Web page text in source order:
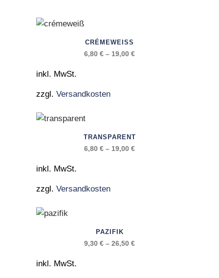
mehrere
auf.
Die
Optionen
gewählt
CRÉMEWEISS
6,80 € – 19,00 €
inkl. MwSt.
zzgl. Versandkosten
mehrere
auf.
Die
Optionen
TRANSPARENT
6,80 € – 19,00 €
inkl. MwSt.
zzgl. Versandkosten
mehrere
PAZIFIK
9,30 € – 26,50 €
inkl. MwSt.